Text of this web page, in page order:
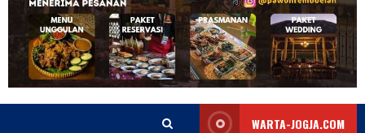
WARTA-JOGJA.COM